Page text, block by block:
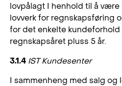
lovpålagt I henhold til å
lovverk for regnskapsføring
for det enkelte
regnskapsåret pluss 5 år.
3.1.4 IST Kundesenter
I sammenheng med salg og